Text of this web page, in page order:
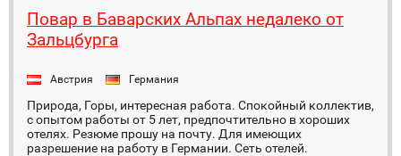
Повар в Баварских Альпах недалеко от
Зальцбурга
Австрия Германия
Природа, Горы, интересная работа. Спокойный коллектив,
с опытом работы от 5 лет, предпочтительно в хороших
отелях. Резюме прошу на почту. Для имеющих
разрешение на работу в Германии. Сеть отелей.